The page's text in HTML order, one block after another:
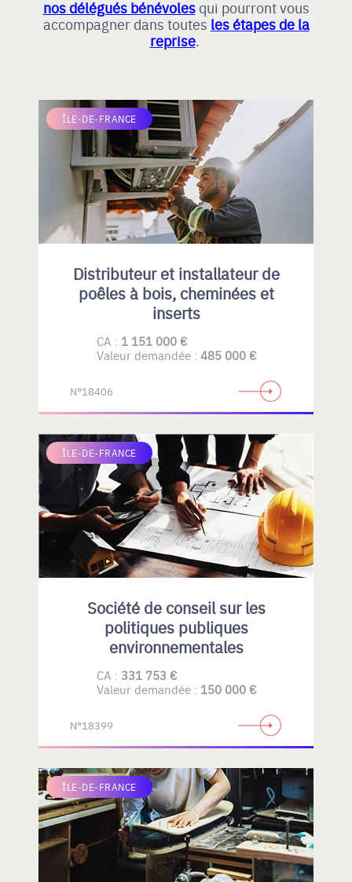
nos délégués bénévolesqui pourront vous
accompagner dans toutes les étapes de la
reprise.
ÎLE-DE-FRANCE
Distributeur et installateur de
poêles à bois, cheminées et
inserts
CA : 1 151 000 €
Valeur demandée : 485 000 €
N°18406
ÎLE-DE-FRANCE
Société de conseil sur les
politiques publiques
environnementales
CA : 331 753 €
Valeur demandée : 150 000 €
N°18399
ÎLE-DE-FRANCE